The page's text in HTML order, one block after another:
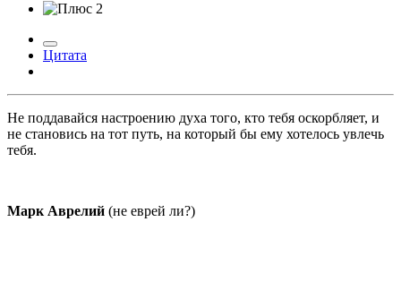
2
Цитата
Не поддавайся настроению духа того, кто тебя оскорбляет, и
не становись на тот путь, на который бы ему хотелось увлечь
тебя.
Марк Аврелий (не еврей ли?)